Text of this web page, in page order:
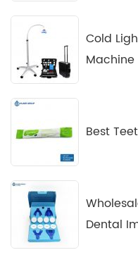
Cold
Machine
Best
Dental